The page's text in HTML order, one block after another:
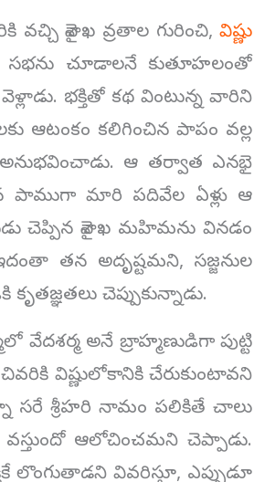
వచ్చి వైశాఖ వ్రతాల గురించి,విష్ణు
సభను చూడాలనే కుతూహలంతో
భక్తితో కథ వింటున్న వారిని
ఆటంకం కలిగించిన పాపం వల్ల
ఆ తర్వాత ఎనభై
పాముగా మారి పదివేల ఏళ్లు ఆ
చెప్పిన వైశాఖ మహిమను వినడం
తన అదృష్టమని, సజ్జనుల
చెప్పుకున్నాడు.
వేదశర్మ అనే బ్రాహ్మణుడిగా పుట్టి
విష్ణులోకానికి చేరుకుంటావని
సరే శ్రీహరి నామం పలికితే చాలు
ఆలోచించమని చెప్పాడు.
లొంగుతాడని వివరిస్తూ, ఎప్పుడూ